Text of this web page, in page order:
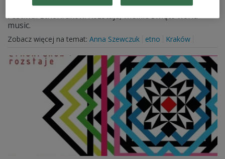
W "Poranku Dwójki" zapraszaliśmy na tegoroczny
Festiwal EtnoKraków/Rozstaje, wielkie święto world
music.
Zobacz więcej na temat: Anna Szewczuk etno Kraków